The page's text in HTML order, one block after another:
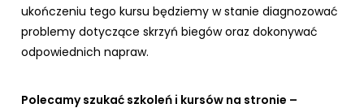
ukończeniu tego kursu będziemy w stanie diagnozować
problemy dotyczące skrzyń biegów oraz dokonywać
odpowiednich napraw.
Polecamy szukać szkoleń i kursów na stronie –